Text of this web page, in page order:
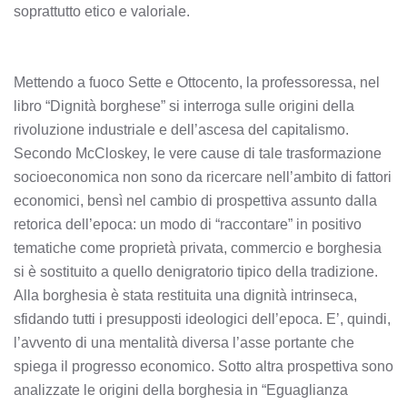
soprattutto etico e valoriale.
Mettendo a fuoco Sette e Ottocento, la professoressa, nel
libro “Dignità borghese” si interroga sulle origini della
rivoluzione industriale e dell’ascesa del capitalismo.
Secondo McCloskey, le vere cause di tale trasformazione
socioeconomica non sono da ricercare nell’ambito di fattori
economici, bensì nel cambio di prospettiva assunto dalla
retorica dell’epoca: un modo di “raccontare” in positivo
tematiche come proprietà privata, commercio e borghesia
si è sostituito a quello denigratorio tipico della tradizione.
Alla borghesia è stata restituita una dignità intrinseca,
sfidando tutti i presupposti ideologici dell’epoca. E’, quindi,
l’avvento di una mentalità diversa l’asse portante che
spiega il progresso economico. Sotto altra prospettiva sono
analizzate le origini della borghesia in “Eguaglianza